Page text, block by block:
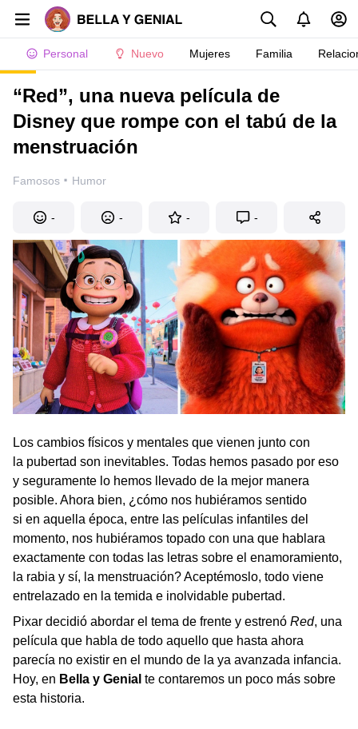
Personal Nuevo Mujeres Familia
“Red”, una nueva película de
Disney que rompe con el tabú de la
menstruación
Famosos · Humor
- - - -
Los cambios físicos y mentales que vienen junto con
la pubertad son inevitables. Todas hemos pasado por eso
y seguramente lo hemos llevado de la mejor manera
posible. Ahora bien, ¿cómo nos hubiéramos sentido
si en aquella época, entre las películas infantiles del
momento, nos hubiéramos topado con una que hablara
exactamente con todas las letras sobre el enamoramiento,
la rabia y sí, la menstruación? Aceptémoslo, todo viene
entrelazado en la temida e inolvidable pubertad.
Pixar decidió abordar el tema de frente y estrenó Red, una
película que habla de todo aquello que hasta ahora
parecía no existir en el mundo de la ya avanzada infancia.
Hoy, en Bella y Genial te contaremos un poco más sobre
esta historia.